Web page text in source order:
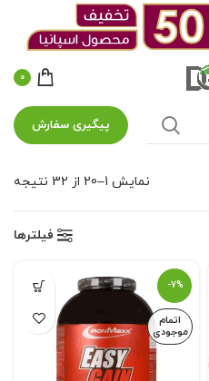
0
پیگیری سفارش
نمایش 1–20 از 32 نتیجه
فیلترها
-7%
اتمام
موجودی